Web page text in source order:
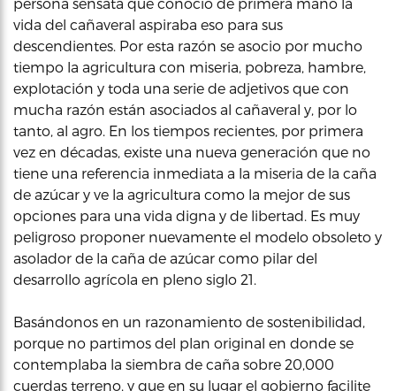
vida del cañaveral aspiraba eso para sus
descendientes. Por esta razón se asocio por mucho
tiempo la agricultura con miseria, pobreza, hambre,
explotación y toda una serie de adjetivos que con
mucha razón están asociados al cañaveral y, por lo
tanto, al agro. En los tiempos recientes, por primera
vez en décadas, existe una nueva generación que no
tiene una referencia inmediata a la miseria de la caña
de azúcar y ve la agricultura como la mejor de sus
opciones para una vida digna y de libertad. Es muy
peligroso proponer nuevamente el modelo obsoleto y
asolador de la caña de azúcar como pilar del
desarrollo agrícola en pleno siglo 21.
Basándonos en un razonamiento de sostenibilidad,
porque no partimos del plan original en donde se
contemplaba la siembra de caña sobre 20,000
cuerdas terreno, y que en su lugar el gobierno facilite